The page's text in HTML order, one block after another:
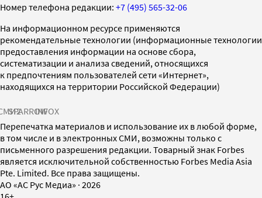
Номер телефона редакции: +7 (495) 565-32-06
На информационном ресурсе применяются
рекомендательные технологии (информационные технологии
предоставления информации на основе сбора,
систематизации и анализа сведений, относящихся
к предпочтениям пользователей сети «Интернет»,
находящихся на территории Российской Федерации)
SPARROWINFOX
Перепечатка материалов и использование их в любой форме,
в том числе и в электронных СМИ, возможны только с
письменного разрешения редакции. Товарный знак Forbes
является исключительной собственностью Forbes Media Asia
Pte. Limited. Все права защищены.
AO «АС Рус Медиа» · 2026